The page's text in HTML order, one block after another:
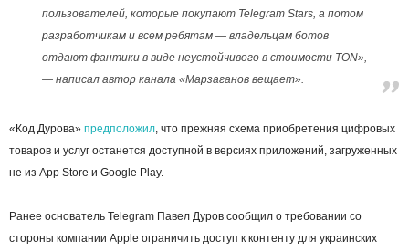
пользователей, которые покупают Telegram Stars, а потом
разработчикам и всем ребятам — владельцам ботов
отдают фантики в виде неустойчивого в стоимости TON»,
— написал автор канала «Марзаганов вещает».
«Код Дурова» предположил, что прежняя схема приобретения цифровых
товаров и услуг останется доступной в версиях приложений, загруженных
не из App Store и Google Play.
Ранее основатель Telegram Павел Дуров сообщил о требовании со
стороны компании Apple ограничить доступ к контенту для украинских